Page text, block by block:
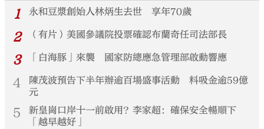
1
永和豆漿創始人林炳生去世 享年70歲
2 （有片）美國參議院投票確認布蘭奇任司法部長
3 「白海豚」來襲 國家防總應急管理部啟動響應
4
陳茂波預告下半年辦逾百場盛事活動 料吸金逾59億
元
5
新皇崗口岸十一前啟用？李家超：確保安全暢順下
「越早越好」